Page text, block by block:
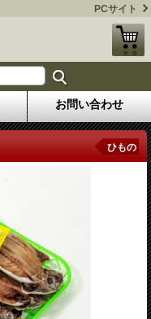
PCサイト
お問い合わせ
ひもの